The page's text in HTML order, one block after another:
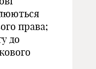
права;
до